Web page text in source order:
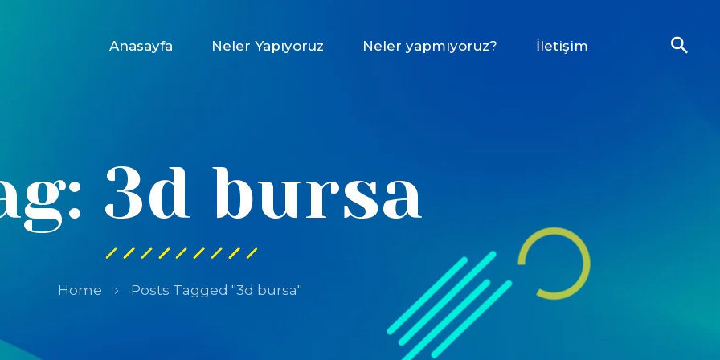
Anasayfa Neler Yapıyoruz Neler yapmıyoruz? İletişim
3d bursa
Home Posts Tagged "3d bursa"